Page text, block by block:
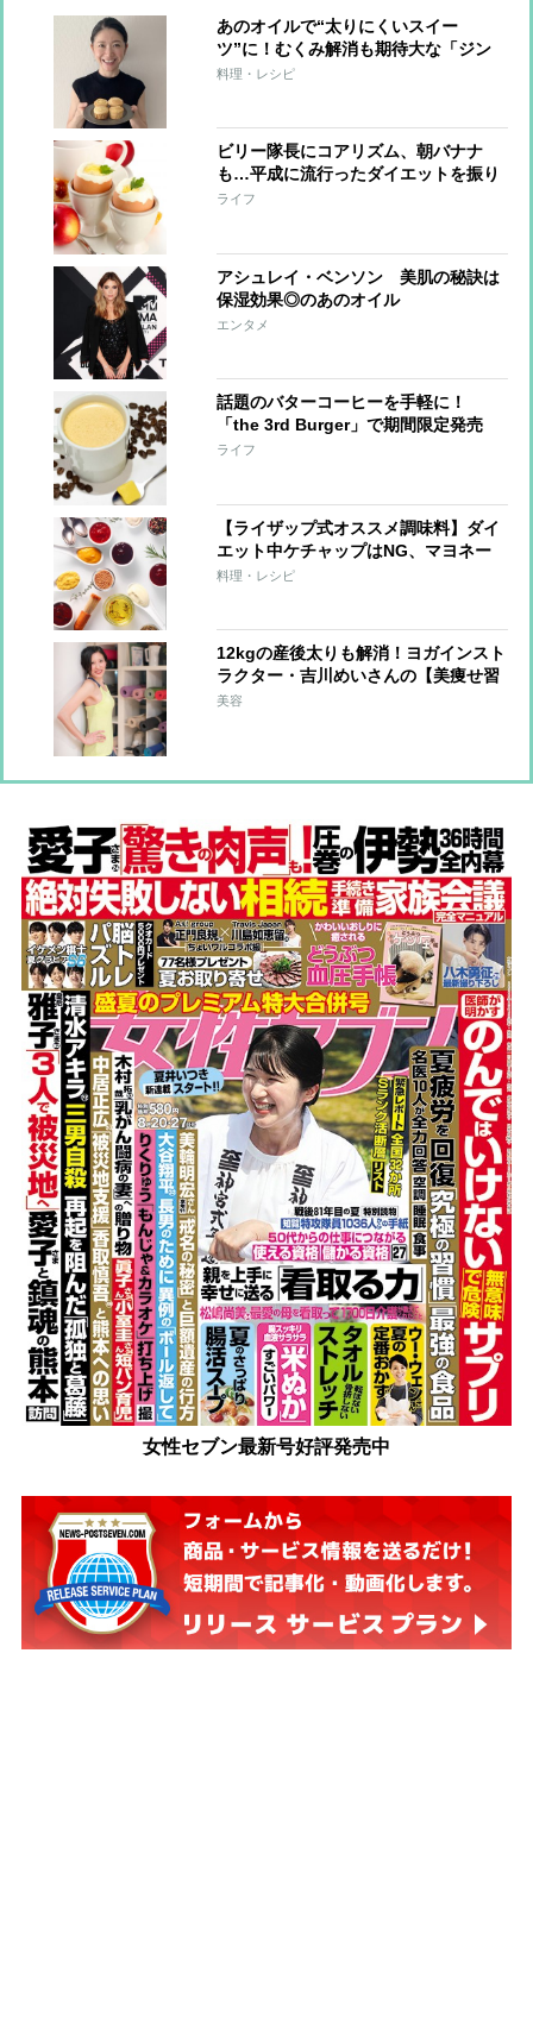
あのオイルで“太りにくいスイー
ツ”に！むくみ解消も期待大な「ジン
ジャーレモンマフィン」【市橋有里の
料理・レシピ
ビリー隊長にコアリズム、朝バナナ
も…平成に流行ったダイエットを振り
返る
ライフ
アシュレイ・ベンソン 美肌の秘訣は
保湿効果◎のあのオイル
エンタメ
話題のバターコーヒーを手軽に！
「the 3rd Burger」で期間限定発売
ライフ
【ライザップ式オススメ調味料】ダイ
エット中ケチャップはNG、マヨネー
ズは…？
料理・レシピ
12kgの産後太りも解消！ヨガインスト
ラクター・吉川めいさんの【美痩せ習
慣】
美容
女性セブン最新号好評発売中